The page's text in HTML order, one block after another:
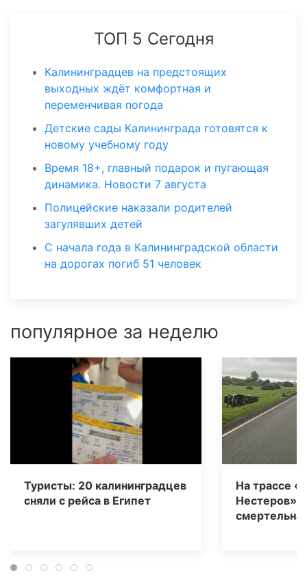
ТОП 5 Сегодня
Калининградцев на предстоящих
выходных ждёт комфортная и
переменчивая погода
Детские сады Калининграда готовятся к
новому учебному году
Время 18+, главный подарок и пугающая
динамика. Новости 7 августа
Полицейские наказали родителей
загулявших детей
С начала года в Калининградской области
на дорогах погиб 51 человек
популярное за неделю
Туристы: 20 калининградцев
сняли с рейса в Египет
На трассе
Нестеров»